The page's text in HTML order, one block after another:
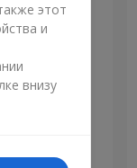
этот
и
внизу